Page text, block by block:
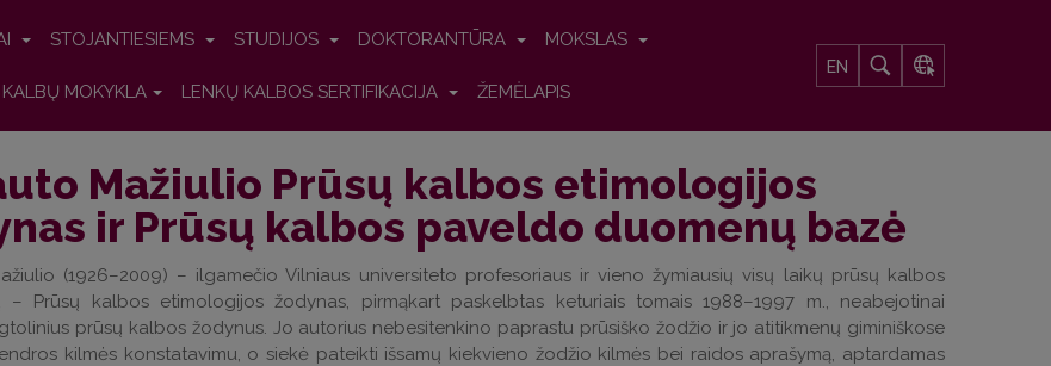
STOJANTIESIEMS STUDIJOS DOKTORANTŪRA MOKSLAS
KALBŲ MOKYKLA LENKŲ KALBOS SERTIFIKACIJA ŽEMĖLAPIS
EN
Mažiulio Prūsų kalbos etimologijos
ir Prūsų kalbos paveldo duomenų bazė
(1926–2009) – ilgamečio Vilniaus universiteto profesoriaus ir vieno žymiausių visų laikų prūsų kalbos
– Prūsų kalbos etimologijos žodynas, pirmąkart paskelbtas keturiais tomais 1988–1997 m., neabejotinai
prūsų kalbos žodynus. Jo autorius nebesitenkino paprastu prūsiško žodžio ir jo atitikmenų giminiškose
kilmės konstatavimu, o siekė pateikti išsamų kiekvieno žodžio kilmės bei raidos aprašymą, aptardamas